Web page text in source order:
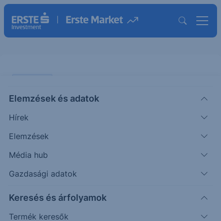
Elemzések és adatok
Hírek
Elemzések
Média hub
Gazdasági adatok
Keresés és árfolyamok
Termék keresők
leállt a fél internet
Az Amazon felhőszolgáltatásának jelentős
üzemkimaradása több népszerű weboldal